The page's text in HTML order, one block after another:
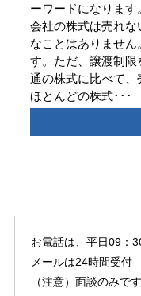
ーワードになりま
会社の株式は売れ
なことはありませ
す。ただ、譲渡制
通の株式に比べて、
ほとんどの株式･･･
お電話は、平日09：
メールは24時間受
（注意）面談のみで